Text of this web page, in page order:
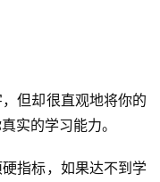
但却很直观地将你的
实的学习能力。
指标，如果达不到学